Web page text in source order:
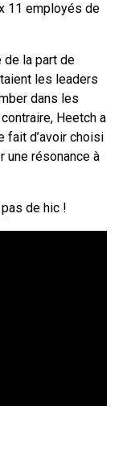
11 employés de
de la part de
les leaders
dans les
Heetch a
d’avoir choisi
une résonance à
pas de hic !